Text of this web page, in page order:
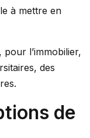
à mettre en
, pour l’immobilier,
des
de